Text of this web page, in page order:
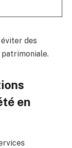
des
en